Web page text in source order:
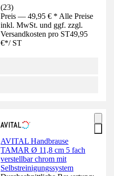
(23)
Preis — 49,95 € * Alle Preise
inkl. MwSt. und ggf. zzgl.
Versandkosten pro ST49,95
€*/ ST
AVITAL Handbrause
TAMAR Ø 11,8 cm 5 fach
verstellbar chrom mit
Selbstreinigungssystem